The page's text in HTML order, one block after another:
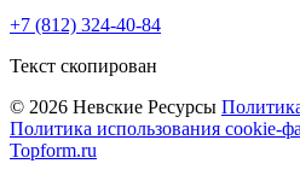
+7 (812) 324-40-84
Текст скопирован
© 2026 Невские Ресурсы
Политика использования cookie-
Topform.ru